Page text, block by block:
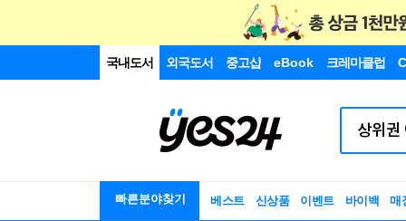
국내도서 외국도서 중고샵 eBook 크레마클럽
빠른분야찾기 베스트 신상품 이벤트 바이백 매